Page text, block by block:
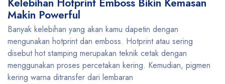
Kelebihan Hotprint Emboss Bikin Kemasan
Makin Powerful
Banyak kelebihan yang akan kamu dapetin dengan
mengunakan hotprint dan emboss. Hotprint atau sering
disebut hot stamping merupakan teknik cetak dengan
menggunakan proses percetakan kering. Kemudian, pigmen
kering warna ditransfer dari lembaran